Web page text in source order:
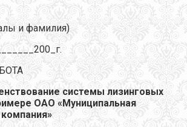
и фамилия)
системы лизинговых
ОАО «Муниципальная